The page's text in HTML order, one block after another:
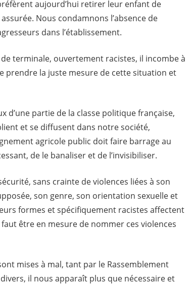
aujourd’hui retirer leur enfant de
Nous condamnons l’absence de
dans l’établissement.
terminale, ouvertement racistes, il incombe à
prendre la juste mesure de cette situation et
d’une partie de la classe politique française,
et se diffusent dans notre société,
agricole public doit faire barrage au
de le banaliser et de l’invisibiliser.
sans crainte de violences liées à son
son genre, son orientation sexuelle et
formes et spécifiquement racistes affectent
être en mesure de nommer ces violences
mises à mal, tant par le Rassemblement
il nous apparaît plus que nécessaire et